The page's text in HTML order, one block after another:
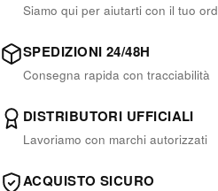
Siamo qui per aiutarti con il tuo
SPEDIZIONI 24/48H
Consegna rapida con tracciabilità
DISTRIBUTORI UFFICIALI
Lavoriamo con marchi autorizzati
ACQUISTO SICURO